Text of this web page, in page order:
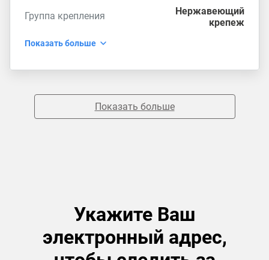
Группа крепления
Нержавеющий
крепеж
Показать больше
Показать больше
Укажите Ваш
электронный адрес,